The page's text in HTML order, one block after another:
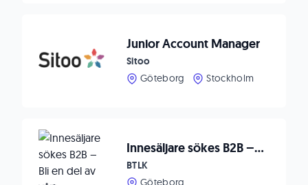
Junior Account Manager
Sitoo
Göteborg
Stockholm
Innesäljare sökes B2B – Bli en del av vårt framgångsrika team
BTLK
Göteborg